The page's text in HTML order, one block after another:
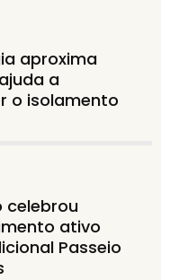
aproxima
a
o isolamento
celebrou
ativo
Passeio